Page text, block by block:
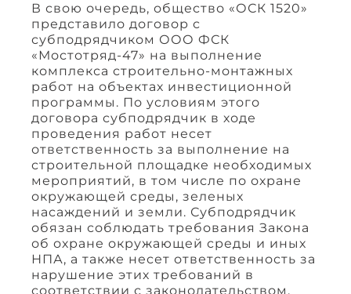
В свою очередь, общество «ОСК 1520»
представило договор с
субподрядчиком ООО ФСК
«Мостотряд-47» на выполнение
комплекса строительно-монтажных
работ на объектах инвестиционной
программы. По условиям этого
договора субподрядчик в ходе
проведения работ несет
ответственность за выполнение на
строительной площадке необходимых
мероприятий, в том числе по охране
окружающей среды, зеленых
насаждений и земли. Субподрядчик
обязан соблюдать требования Закона
об охране окружающей среды и иных
НПА, а также несет ответственность за
нарушение этих требований в
соответствии с законодательством.